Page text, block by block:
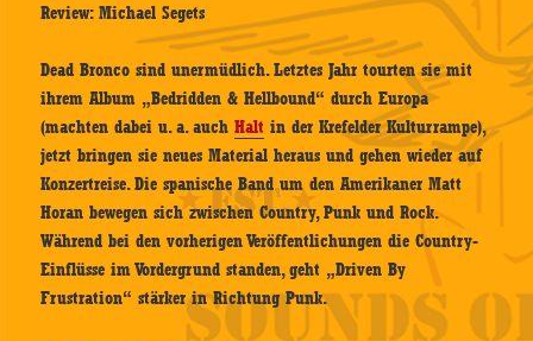
Review: Michael Segets
Dead Bronco sind unermüdlich. Letztes Jahr tourten sie mit
ihrem Album „Bedridden & Hellbound“ durch Europa
(machten dabei u. a. auchHalt in der Krefelder Kulturrampe),
jetzt bringen sie neues Material heraus und gehen wieder auf
Konzertreise. Die spanische Band um den Amerikaner Matt
Horan bewegen sich zwischen Country, Punk und Rock.
Während bei den vorherigen Veröffentlichungen die Country-
Einflüsse im Vordergrund standen, geht „Driven By
Frustration“ stärker in Richtung Punk.